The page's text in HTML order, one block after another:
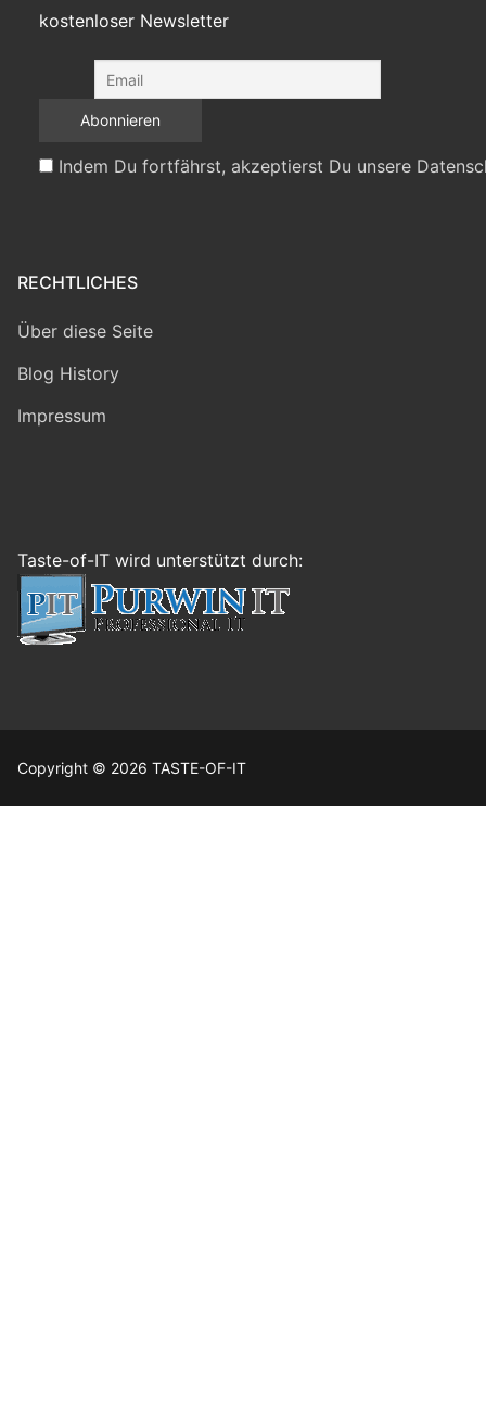
kostenloser Newsletter
Indem Du fortfährst, akzeptierst Du unsere
RECHTLICHES
Über diese Seite
Blog History
Impressum
Taste-of-IT wird unterstützt durch:
Copyright © 2026 TASTE-OF-IT